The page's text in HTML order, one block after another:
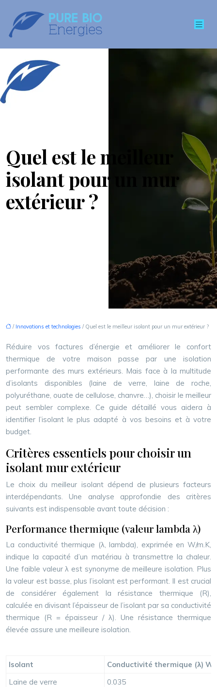
Quel est le meilleur
isolant pour un mur
extérieur ?
/ Innovations et technologies / Quel est le meilleur isolant pour un mur extérieur ?
Réduire vos factures d’énergie et améliorer le confort
thermique de votre maison passe par une isolation
performante des murs extérieurs. Mais face à la multitude
d’isolants disponibles (laine de verre, laine de roche,
polyuréthane, ouate de cellulose, chanvre…), choisir le meilleur
peut sembler complexe. Ce guide détaillé vous aidera à
identifier l’isolant le plus adapté à vos besoins et à votre
budget.
Critères essentiels pour choisir un
isolant mur extérieur
Le choix du meilleur isolant dépend de plusieurs facteurs
interdépendants. Une analyse approfondie des critères
suivants est indispensable avant toute décision :
Performance thermique (valeur lambda λ)
La conductivité thermique (λ, lambda), exprimée en W/m.K,
indique la capacité d’un matériau à transmettre la chaleur.
Une faible valeur λ est synonyme de meilleure isolation. Plus
la valeur est basse, plus l’isolant est performant. Il est crucial
de considérer également la résistance thermique (R),
calculée en divisant l’épaisseur de l’isolant par sa conductivité
thermique (R = épaisseur / λ). Une résistance thermique
élevée assure une meilleure isolation.
Isolant
Conductivité thermique (λ) W/
Laine de verre
0.035